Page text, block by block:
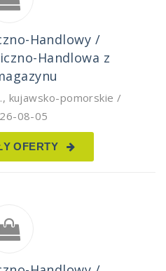
Handlowy /
Handlowa z
, kujawsko-pomorskie /
08-05
OFERTY